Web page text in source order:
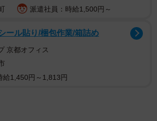
派遣社員：時給1,500円～
ール貼り/梱包作業/箱詰め
京都オフィス
給1,450円～1,813円